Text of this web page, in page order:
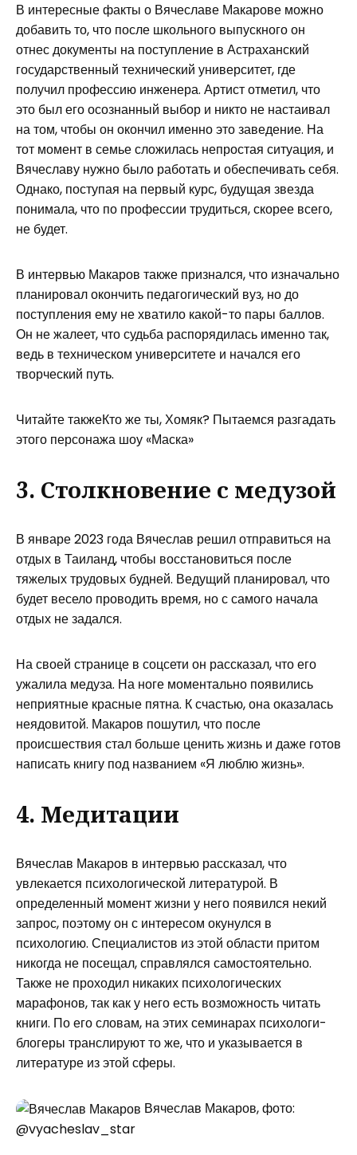
В интересные факты о Вячеславе Макарове можно
добавить то, что после школьного выпускного он
отнес документы на поступление в Астраханский
государственный технический университет, где
получил профессию инженера. Артист отметил, что
это был его осознанный выбор и никто не настаивал
на том, чтобы он окончил именно это заведение. На
тот момент в семье сложилась непростая ситуация, и
Вячеславу нужно было работать и обеспечивать себя.
Однако, поступая на первый курс, будущая звезда
понимала, что по профессии трудиться, скорее всего,
не будет.
В интервью Макаров также признался, что изначально
планировал окончить педагогический вуз, но до
поступления ему не хватило какой-то пары баллов.
Он не жалеет, что судьба распорядилась именно так,
ведь в техническом университете и начался его
творческий путь.
Читайте такжеКто же ты, Хомяк? Пытаемся разгадать
этого персонажа шоу «Маска»
3. Столкновение с медузой
В январе 2023 года Вячеслав решил отправиться на
отдых в Таиланд, чтобы восстановиться после
тяжелых трудовых будней. Ведущий планировал, что
будет весело проводить время, но с самого начала
отдых не задался.
На своей странице в соцсети он рассказал, что его
ужалила медуза. На ноге моментально появились
неприятные красные пятна. К счастью, она оказалась
неядовитой. Макаров пошутил, что после
происшествия стал больше ценить жизнь и даже готов
написать книгу под названием «Я люблю жизнь».
4. Медитации
Вячеслав Макаров в интервью рассказал, что
увлекается психологической литературой. В
определенный момент жизни у него появился некий
запрос, поэтому он с интересом окунулся в
психологию. Специалистов из этой области притом
никогда не посещал, справлялся самостоятельно.
Также не проходил никаких психологических
марафонов, так как у него есть возможность читать
книги. По его словам, на этих семинарах психологи-
блогеры транслируют то же, что и указывается в
литературе из этой сферы.
Вячеслав Макаров, фото:
@vyacheslav_star